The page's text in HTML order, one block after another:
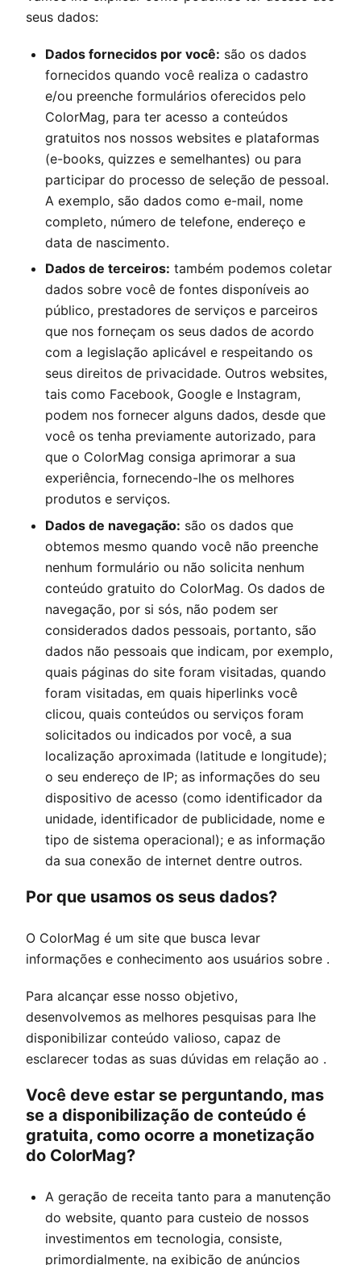
seus dados:
Dados fornecidos por você: são os dados
fornecidos quando você realiza o cadastro
e/ou preenche formulários oferecidos pelo
ColorMag, para ter acesso a conteúdos
gratuitos nos nossos websites e plataformas
(e-books, quizzes e semelhantes) ou para
participar do processo de seleção de pessoal.
A exemplo, são dados como e-mail, nome
completo, número de telefone, endereço e
data de nascimento.
Dados de terceiros: também podemos coletar
dados sobre você de fontes disponíveis ao
público, prestadores de serviços e parceiros
que nos forneçam os seus dados de acordo
com a legislação aplicável e respeitando os
seus direitos de privacidade. Outros websites,
tais como Facebook, Google e Instagram,
podem nos fornecer alguns dados, desde que
você os tenha previamente autorizado, para
que o ColorMag consiga aprimorar a sua
experiência, fornecendo-lhe os melhores
produtos e serviços.
Dados de navegação: são os dados que
obtemos mesmo quando você não preenche
nenhum formulário ou não solicita nenhum
conteúdo gratuito do ColorMag. Os dados de
navegação, por si sós, não podem ser
considerados dados pessoais, portanto, são
dados não pessoais que indicam, por exemplo,
quais páginas do site foram visitadas, quando
foram visitadas, em quais hiperlinks você
clicou, quais conteúdos ou serviços foram
solicitados ou indicados por você, a sua
localização aproximada (latitude e longitude);
o seu endereço de IP; as informações do seu
dispositivo de acesso (como identificador da
unidade, identificador de publicidade, nome e
tipo de sistema operacional); e as informação
da sua conexão de internet dentre outros.
Por que usamos os seus dados?
O ColorMag é um site que busca levar
informações e conhecimento aos usuários sobre .
Para alcançar esse nosso objetivo,
desenvolvemos as melhores pesquisas para lhe
disponibilizar conteúdo valioso, capaz de
esclarecer todas as suas dúvidas em relação ao .
Você deve estar se perguntando, mas
se a disponibilização de conteúdo é
gratuita, como ocorre a monetização
do ColorMag?
A geração de receita tanto para a manutenção
do website, quanto para custeio de nossos
investimentos em tecnologia, consiste,
primordialmente, na exibição de anúncios